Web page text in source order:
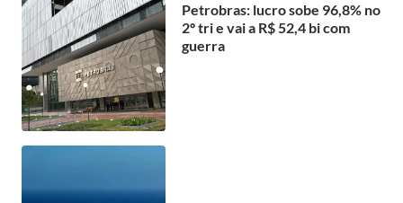
Petrobras: lucro sobe 96,8% no
2º tri e vai a R$ 52,4 bi com
guerra